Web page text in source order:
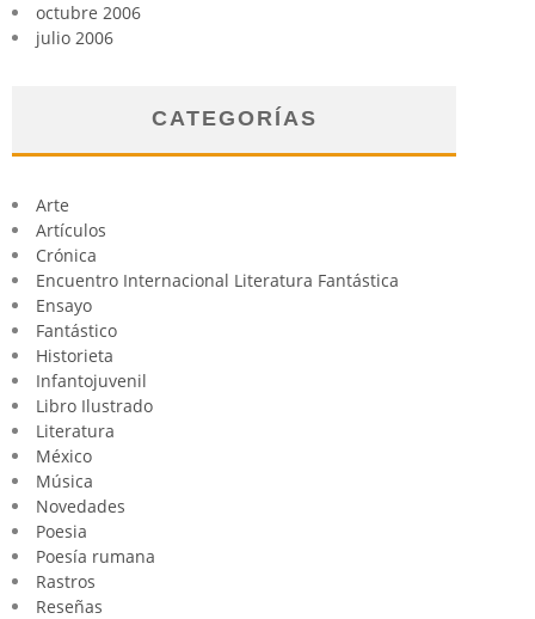
octubre 2006
julio 2006
CATEGORÍAS
Arte
Artículos
Crónica
Encuentro Internacional Literatura Fantástica
Ensayo
Fantástico
Historieta
Infantojuvenil
Libro Ilustrado
Literatura
México
Música
Novedades
Poesia
Poesía rumana
Rastros
Reseñas